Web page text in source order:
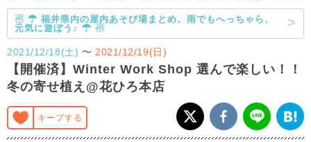
☃ ☂ 福井県内の屋内あそび場まとめ。雨でもへっちゃら、
元気に遊ぼう♪ ☂ ☃
2021/12/18(土) 〜 2021/12/19(日)
【開催済】Winter Work Shop 選んで楽しい！！
冬の寄せ植え@花ひろ本店
キープする